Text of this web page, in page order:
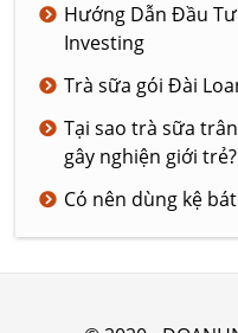
Hướng Dẫn Đầu
Investing
Trà sữa gói Đài
Tại sao trà sữa
gây nghiện giới trẻ?
Có nên dùng kệ